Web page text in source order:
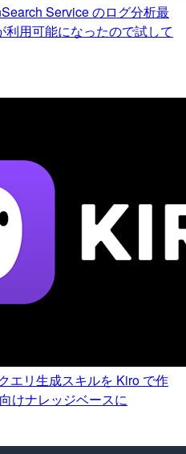
Service のログ分析最
用可能になったので試して
エリ生成スキルを Kiro で作
けナレッジベースに